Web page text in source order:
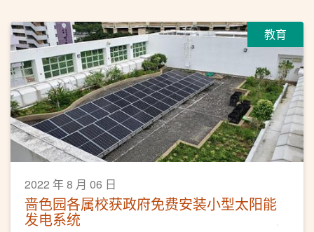
教育
2022 年 8 月 06 日
啬色园各属校获政府免费安装小型太阳能
发电系统